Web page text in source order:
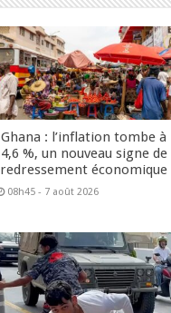
Ghana : l’inflation tombe à
4,6 %, un nouveau signe de
redressement économique
08h45 - 7 août 2026